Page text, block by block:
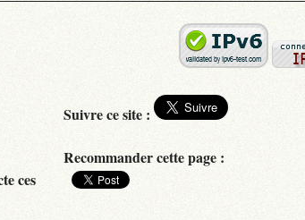
ces
Suivre ce site :
Recommander cette page :